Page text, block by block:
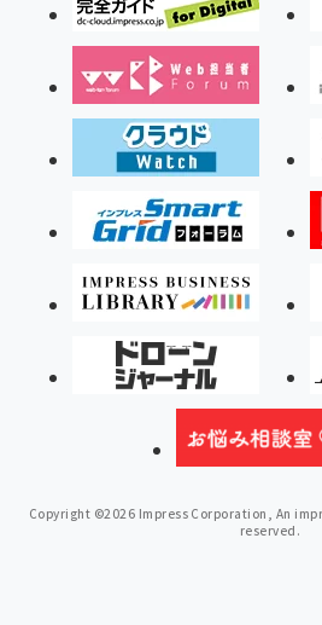
Copyright ©2026 Impress Corporation, An
reserved.